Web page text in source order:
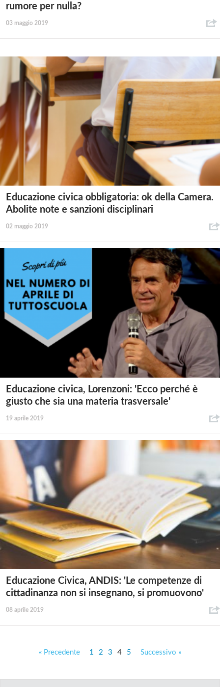
rumore per nulla?
03 maggio 2019
Educazione civica obbligatoria: ok della Camera.
Abolite note e sanzioni disciplinari
02 maggio 2019
Educazione civica, Lorenzoni: 'Ecco perché è
giusto che sia una materia trasversale'
19 aprile 2019
Educazione Civica, ANDIS: 'Le competenze di
cittadinanza non si insegnano, si promuovono'
08 aprile 2019
« Precedente 1 2 3 4 5 Successivo »